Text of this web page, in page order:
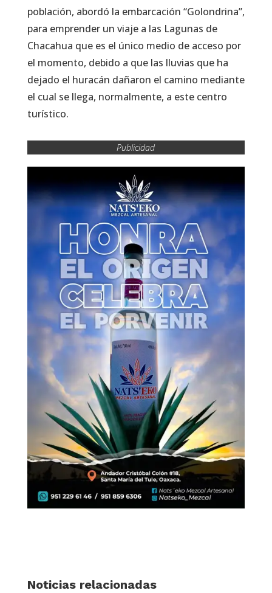
población, abordó la embarcación “Golondrina”,
para emprender un viaje a las Lagunas de
Chacahua que es el único medio de acceso por
el momento, debido a que las lluvias que ha
dejado el huracán dañaron el camino mediante
el cual se llega, normalmente, a este centro
turístico.
Publicidad
Noticias relacionadas